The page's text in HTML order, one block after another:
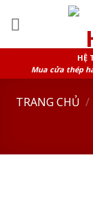
HỆ
Mua cửa thép
TRANG CHỦ /